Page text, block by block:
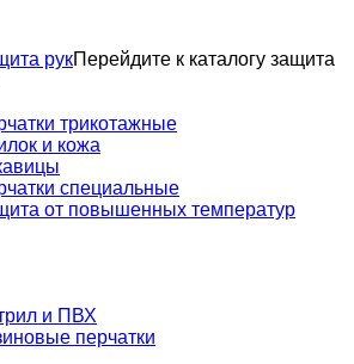
рукПерейдите к каталогу защита
трикотажные
и кожа
специальные
от повышенных температур
и ПВХ
перчатки